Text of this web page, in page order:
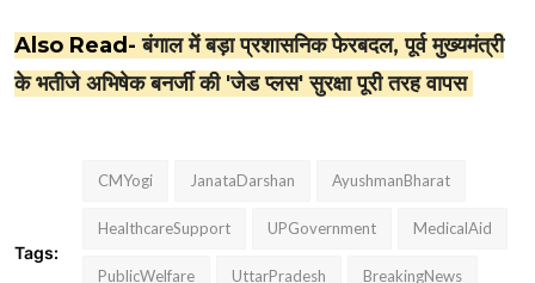
Also Read-बंगाल में बड़ा प्रशासनिक फेरबदल, पूर्व मुख्यमंत्री
के भतीजे अभिषेक बनर्जी की 'जेड प्लस' सुरक्षा पूरी तरह वापस
Tags:
CMYogi JanataDarshan AyushmanBharat
HealthcareSupport UPGovernment MedicalAid
PublicWelfare UttarPradesh BreakingNews